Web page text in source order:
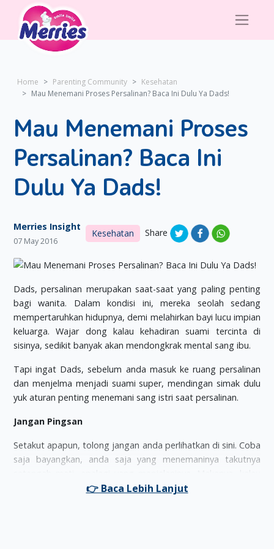
Home Parenting Community
Kesehatan
Mau Menemani Proses Persalinan? Baca Ini Dulu Ya Dads!
Mau Menemani Proses
Persalinan? Baca Ini
Dulu Ya Dads!
Merries Insight
07 May 2016
Kesehatan Share
Dads, persalinan merupakan saat-saat yang paling penting
bagi wanita. Dalam kondisi ini, mereka seolah sedang
mempertaruhkan hidupnya, demi melahirkan bayi lucu impian
keluarga. Wajar dong kalau kehadiran suami tercinta di
sisinya, sedikit banyak akan mendongkrak mental sang ibu.
Tapi ingat Dads, sebelum anda masuk ke ruang persalinan
dan menjelma menjadi suami super, mendingan simak dulu
yuk aturan penting menemani sang istri saat persalinan.
Jangan Pingsan
Setakut apapun, tolong jangan anda perlihatkan di sini. Coba
saja bayangkan, anda saja yang menemaninya takutnya
merasa benar-benar takut, mendingan nunggu di luar saja.